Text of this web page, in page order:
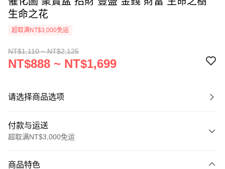
生命之花
超取满NT$3,000免运
NT$1,110 ~ NT$2,125
NT$888 ~ NT$1,699
请选择商品选项
付款与运送
超取满NT$3,000免运
商品特色